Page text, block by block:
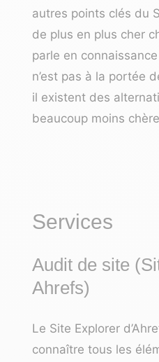
autres points clés du
de plus en plus cher
parle en
n’est pas à la portée
il existent des
beaucoup moins
Services
Audit de site
Ahrefs)
Le Site Explorer
connaître tous les